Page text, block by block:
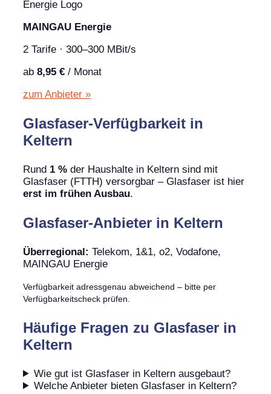
MAINGAU Energie
2 Tarife · 300–300 MBit/s
ab 8,95 € / Monat
zum Anbieter »
Glasfaser-Verfügbarkeit in
Keltern
Rund 1 % der Haushalte in Keltern sind mit
Glasfaser (FTTH) versorgbar – Glasfaser ist hier
erst im frühen Ausbau.
Glasfaser-Anbieter in Keltern
Überregional: Telekom, 1&1, o2, Vodafone,
MAINGAU Energie
Verfügbarkeit adressgenau abweichend – bitte per
Verfügbarkeitscheck prüfen.
Häufige Fragen zu Glasfaser in
Keltern
Wie gut ist Glasfaser in Keltern ausgebaut?
Welche Anbieter bieten Glasfaser in Keltern?